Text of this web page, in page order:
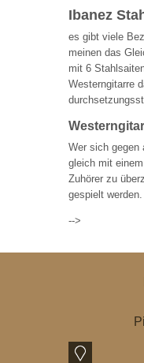
Ibanez
es gibt viele
meinen das
mit 6
Westerngitarre
Wer sich gegen
gleich mit
Zuhörer zu
gespielt werden.
-->